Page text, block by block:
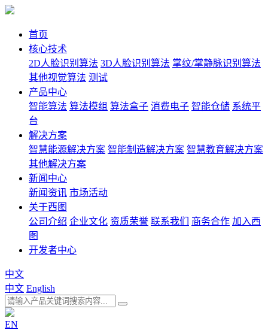
首页
核心技术
2D人脸识别算法 3D人脸识别算法 掌纹/掌静脉识别算法
其他视觉算法 测试
产品中心
智能算法 算法模组 算法盒子 消费电子 智能仓储 系统平
台
解决方案
智慧能源解决方案 智能制造解决方案 智慧教育解决方案
其他解决方案
新闻中心
新闻资讯 市场活动
关于西图
公司介绍 企业文化 资质荣誉 联系我们 商务合作 加入西
图
开发者中心
中文
中文 English
EN